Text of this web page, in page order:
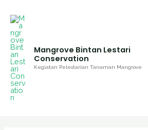
content
Mangrove Bintan Lestari
Conservation
Kegiatan Pelestarian Tanaman Mangrove